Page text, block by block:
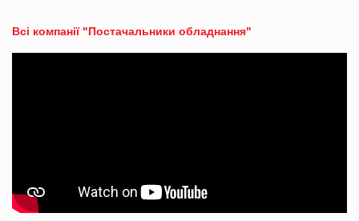
Всі компанії "Постачальники обладнання"